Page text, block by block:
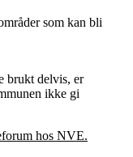
som kan bli
brukt delvis, er
ikke gi
hos NVE.